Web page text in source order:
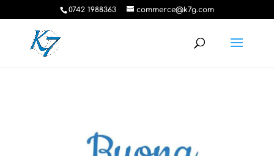
0742 1988363 commerce@k7g.com